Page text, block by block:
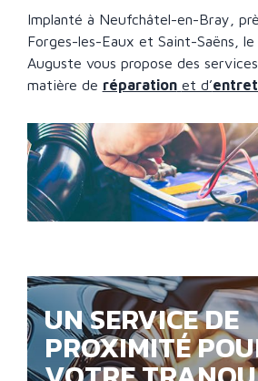
Implanté à Neufchâtel-en-Bray,
Forges-les-Eaux et Saint-Saëns,
Auguste vous propose des
matière de réparation et d’
UN SERVICE DE
PROXIMITÉ